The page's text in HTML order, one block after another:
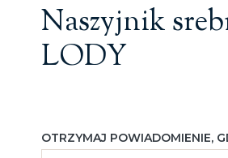
Naszyjnik
LODY
OTRZYMAJ POWIADOMIENIE,